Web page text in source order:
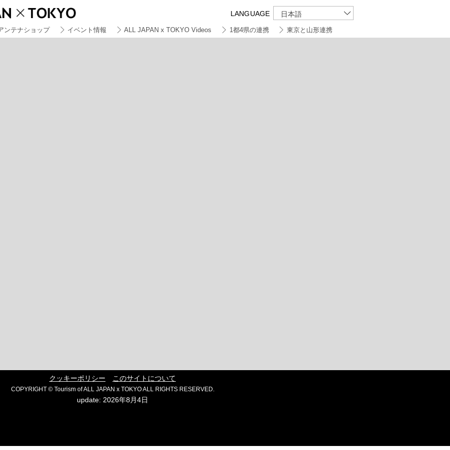
LANGUAGE 日本語
ンテナショップ イベント情報 ALL JAPAN x TOKYO Videos 1都4県の連携 東京と山形連携
クッキーポリシー このサイトについて
COPYRIGHT © Tourism of ALL JAPAN x TOKYO ALL RIGHTS RESERVED.
update: 2026年8月4日